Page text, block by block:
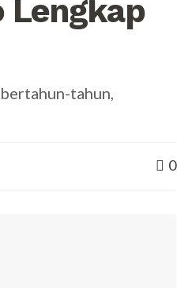
Lengkap
tahun,
0